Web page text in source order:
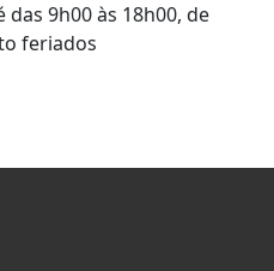
9h00 às 18h00, de
feriados